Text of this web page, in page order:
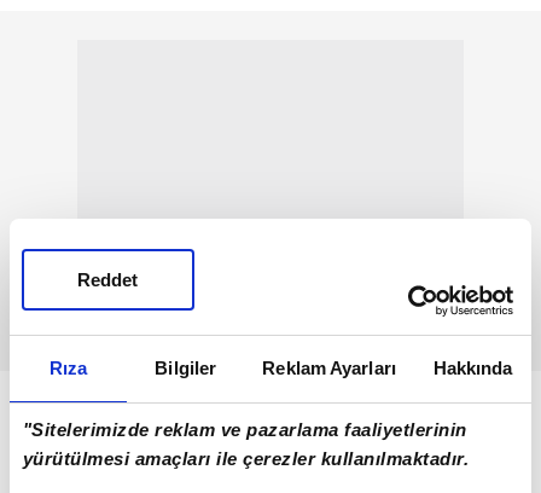
Rıza Bilgiler Reklam Ayarları Hakkında
"Sitelerimizde reklam ve pazarlama faaliyetlerinin
yürütülmesi amaçları ile çerezler kullanılmaktadır.
Reddet